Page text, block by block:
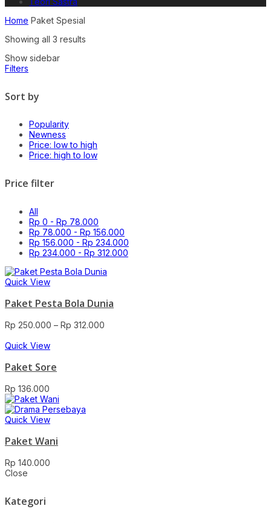
Home Paket Spesial
Showing all 3 results
Show sidebar
Filters
Sort by
Popularity
Newness
Price: low to high
Price: high to low
Price filter
All
Rp 0 - Rp 78.000
Rp 78.000 - Rp 156.000
Rp 156.000 - Rp 234.000
Rp 234.000 - Rp 312.000
Quick View
Paket Pesta Bola Dunia
Rp 250.000 – Rp 312.000
Quick View
Paket Sore
Rp 136.000
Quick View
Paket Wani
Rp 140.000
Close
Kategori